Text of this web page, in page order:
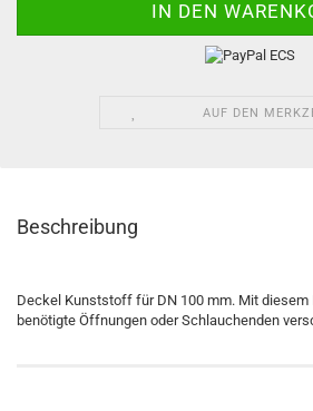
AUF DEN
Beschreibung
Deckel Kunststoff für DN 100 mm. Mit
benötigte Öffnungen oder Schlauchenden